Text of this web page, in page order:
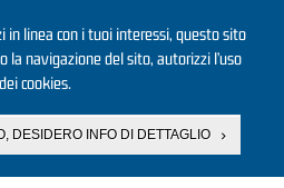
in linea con i tuoi interessi, questo sito
la navigazione del sito, autorizzi l’uso
dei cookies.
DESIDERO INFO DI DETTAGLIO